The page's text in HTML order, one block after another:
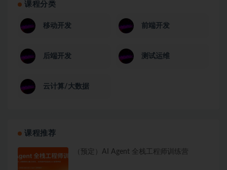
课程分类
移动开发 前端开发
后端开发 测试运维
云计算/大数据
课程推荐
（预定）AI Agent 全栈工程师训练营